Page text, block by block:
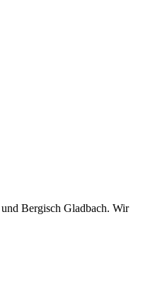
Bergisch Gladbach. Wir